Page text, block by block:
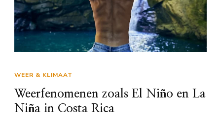
WEER & KLIMAAT
Weerfenomenen zoals El Niño en La
Niña in Costa Rica